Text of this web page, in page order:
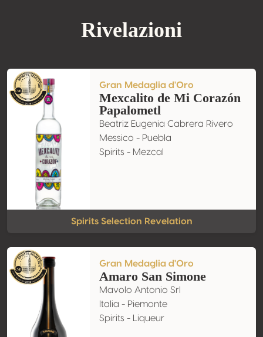
Rivelazioni
Gran Medaglia d'Oro
Mexcalito de Mi Corazón
Papalometl
Beatriz Eugenia Cabrera Rivero
Messico - Puebla
Spirits - Mezcal
Spirits Selection Revelation
Gran Medaglia d'Oro
Amaro San Simone
Mavolo Antonio Srl
Italia - Piemonte
Spirits - Liqueur